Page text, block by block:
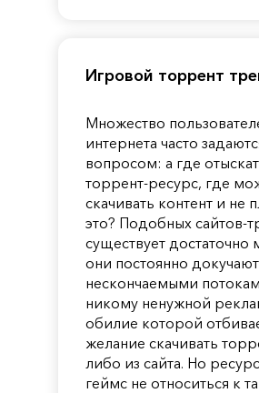
Игровой торрент
Множество
интернета часто
вопросом: а где
торрент-ресурс, где
скачивать контент и не
это? Подобных сайтов-
существует достаточно
они постоянно докучают
нескончаемыми
никому ненужной
обилие которой
желание скачивать
либо из сайта. Но
геймс не относиться к